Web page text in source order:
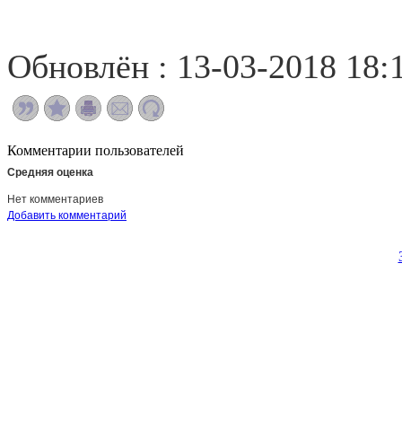
Обновлён : 13-03-2018
Комментарии пользователей
Средняя оценка
Нет комментариев
Добавить комментарий